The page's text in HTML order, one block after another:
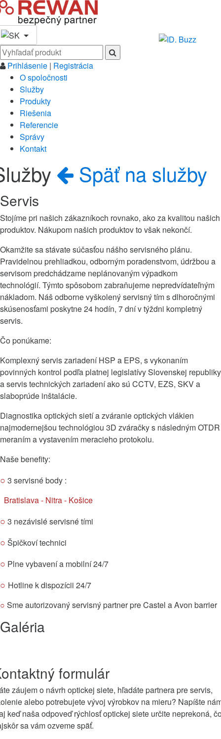
Prihlásenie | Registrácia
O spoločnosti
Služby
Produkty
Riešenia
Referencie
Správy
Kontakt
Späť na služby
Servis
Stojíme pri našich zákazníkoch rovnako, ako za kvalitou našich
produktov. Nákupom našich produktov to však nekončí.
Okamžite sa stávate súčasťou nášho servisného plánu.
Pravidelnou prehliadkou, odborným poradenstvom, údržbou a
servisom predchádzame neplánovaným výpadkom
technológií. Týmto spôsobom zabraňujeme nepredvídateľným
nákladom. Náš odborne vyškolený servisný tím s dlhoročnými
skúsenosťami poskytne 24 hodín, 7 dní v týždni kompletný
servis.
Čo ponúkame:
Komplexný servis zariadení HSP a EPS, s vykonaním
povinných kontrol podľa platnej legislatívy Slovenskej republiky
a servis technických zariadení ako sú CCTV, EZS, SKV a
slaboprúde inštalácie.​
Diagnostika optických sietí a zváranie optických vlákien
najmodernejšou technológiou 3D zváračky s následným OTDR
meraním a vystavením meracieho protokolu.
Naše benefity:
○ 3 servisné body :
Bratislava - Nitra - Košice
○ 3 nezávislé servisné tími
○ Špičkoví technici
○ Plne vybavení a mobilní 24/7
○ Hotline k dispozícii 24/7
○ Sme autorizovaný servisný partner pre Castel a Avon barrier
Galéria
formulár
záujem o návrh optickej siete, hľadáte partnera pre servis,
alebo potrebujete vývoj výrobkov na mieru? Napíšte
keď naša odpoveď rýchlosť optickej siete určite neprekoná,
sa vám ozveme späť.